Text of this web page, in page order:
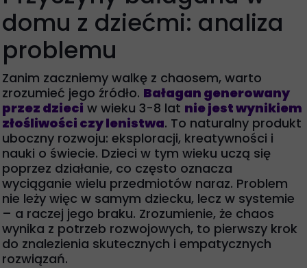
domu z dziećmi: analiza
problemu
Zanim zaczniemy walkę z chaosem, warto
zrozumieć jego źródło. Bałagan generowany
przez dzieci w wieku 3-8 lat nie jest wynikiem
złośliwości czy lenistwa. To naturalny produkt
uboczny rozwoju: eksploracji, kreatywności i
nauki o świecie. Dzieci w tym wieku uczą się
poprzez działanie, co często oznacza
wyciąganie wielu przedmiotów naraz. Problem
nie leży więc w samym dziecku, lecz w systemie
– a raczej jego braku. Zrozumienie, że chaos
wynika z potrzeb rozwojowych, to pierwszy krok
do znalezienia skutecznych i empatycznych
rozwiązań.